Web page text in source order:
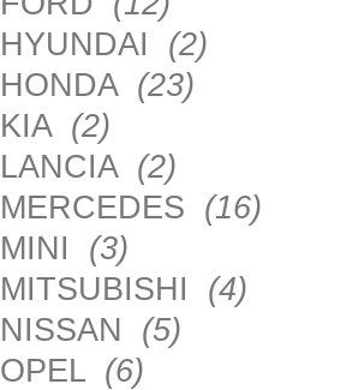
HYUNDAI (2)
HONDA (23)
KIA (2)
LANCIA (2)
MERCEDES (16)
MINI (3)
MITSUBISHI (4)
NISSAN (5)
OPEL (6)